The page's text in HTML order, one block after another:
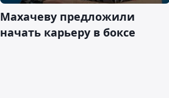
Махачеву предложили
начать карьеру в боксе